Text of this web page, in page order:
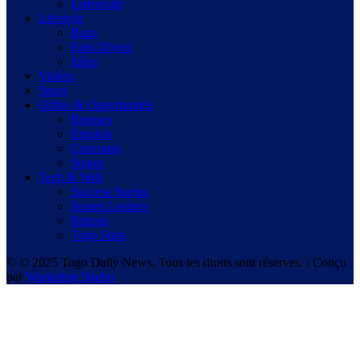
Université
Lifestyle
Buzz
Faits Divers
Idées
Vidéos
Sport
Offres & Opportunités
Bourses
Emplois
Concours
Stages
Tech & Web
Success Stories
Jeunes Leaders
Patrons
Togo Stars
© © 2025 Togo Daily News. Tous les droits sont réserves. / Conçu
par Warketing Studio